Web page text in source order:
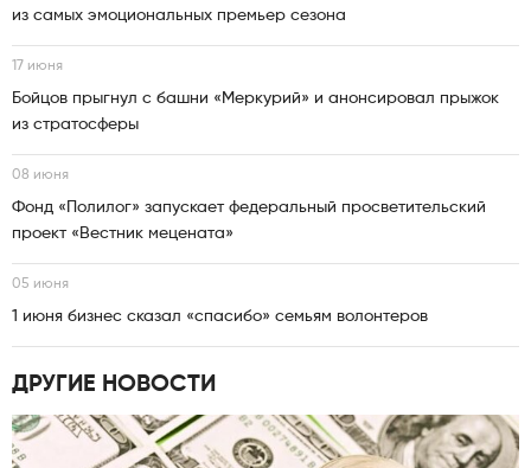
из самых эмоциональных премьер сезона
17 июня
Бойцов прыгнул с башни «Меркурий» и анонсировал прыжок
из стратосферы
08 июня
Фонд «Полилог» запускает федеральный просветительский
проект «Вестник мецената»
05 июня
1 июня бизнес сказал «спасибо» семьям волонтеров
ДРУГИЕ НОВОСТИ